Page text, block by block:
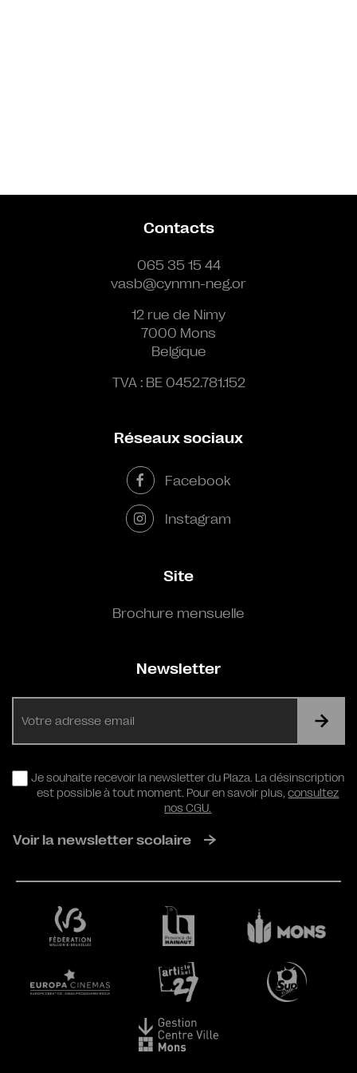
Contacts
065 35 15 44
vasb@cynmn-neg.or
12 rue de Nimy
7000 Mons
Belgique
TVA : BE 0452.781.152
Réseaux sociaux
Facebook
Instagram
Site
Brochure mensuelle
Newsletter
RGPD
Je souhaite recevoir la newsletter du Plaza. La désinscription
est possible à tout moment. Pour en savoir plus,consultez
nos CGU.
Voir la newsletter scolaire